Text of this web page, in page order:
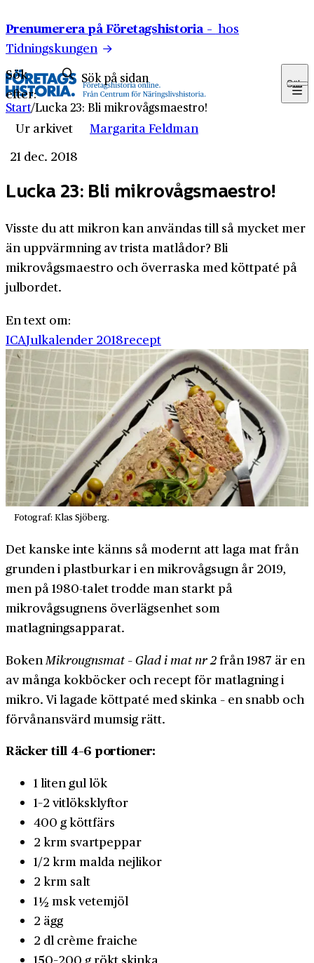
Prenumerera på Företagshistoria – hos
Tidningskungen
Sök
efter:
Sök
Start/Lucka 23: Bli mikrovågsmaestro!
Ur arkivet
Margarita Feldman
21 dec. 2018
Lucka 23: Bli mikrovågsmaestro!
Visste du att mikron kan användas till så mycket mer
än uppvärmning av trista matlådor? Bli
mikrovågsmaestro och överraska med köttpaté på
julbordet.
En text om:
ICAJulkalender 2018recept
Fotograf: Klas Sjöberg.
Det kanske inte känns så modernt att laga mat från
grunden i plastburkar i en mikrovågsugn år 2019,
men på 1980-talet trodde man starkt på
mikrovågsugnens överlägsenhet som
matlagningsapparat.
Boken Mikrougnsmat – Glad i mat nr 2från 1987 är en
av många kokböcker och recept för matlagning i
mikro. Vi lagade köttpaté med skinka – en snabb och
förvånansvärd mumsig rätt.
Räcker till 4–6 portioner:
1 liten gul lök
1–2 vitlöksklyftor
400 g köttfärs
2 krm svartpeppar
1/2 krm malda nejlikor
2 krm salt
1 ½ msk vetemjöl
2 ägg
2 dl crème fraiche
150–200 g rökt skinka